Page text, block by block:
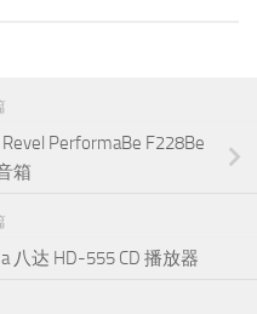
PerformaBe F228Be
箱
八达 HD-555 CD 播放器